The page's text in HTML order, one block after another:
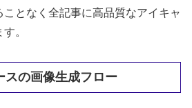
ことなく全記事に高品質なアイキャ
。
スの画像生成フロー